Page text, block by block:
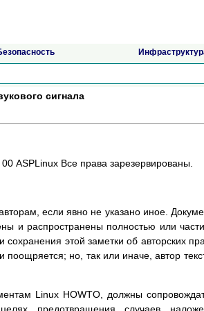
сигнала
ASPLinux Все права зарезервированы.
если явно не указано иное.
и распространены полностью или
этой заметки об авторских
но, так или иначе, автор
Linux HOWTO, должны